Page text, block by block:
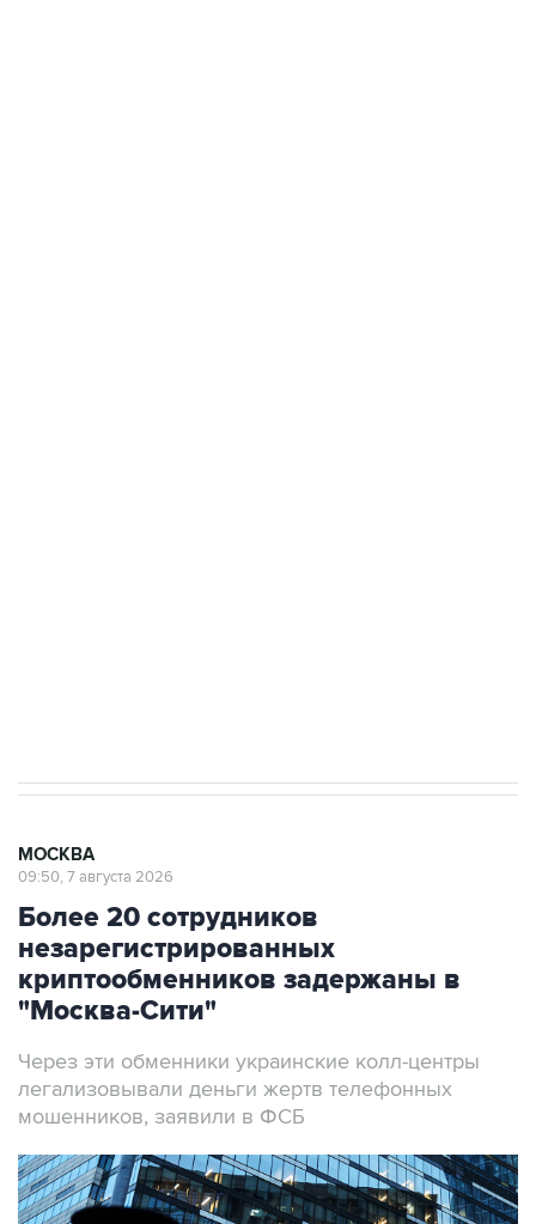
МОСКВА
09:50, 7 августа 2026
Более 20 сотрудников
незарегистрированных
криптообменников задержаны в
"Москва-Сити"
Через эти обменники украинские колл-центры
легализовывали деньги жертв телефонных
мошенников, заявили в ФСБ